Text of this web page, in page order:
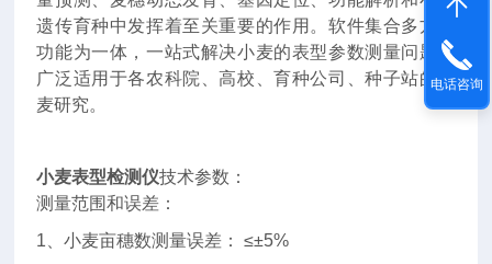
遗传育种中发挥着至关重要的作用。软件集合多方面
功能为一体，一站式解决小麦的表型参数测量问题。
广泛适用于各农科院、高校、育种公司、种子站的小
麦研究。
小麦表型检测仪技术参数：
测量范围和误差：
1、小麦亩穗数测量误差： ≤±5%
电话咨询